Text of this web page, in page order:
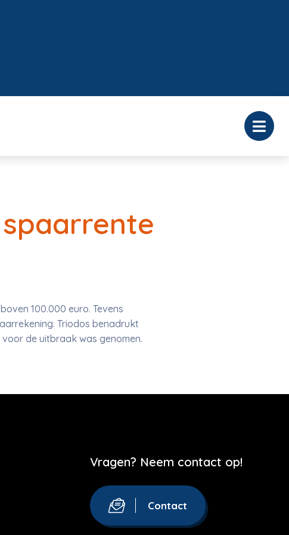
100.000 euro. Tevens
Triodos benadrukt
de uitbraak was genomen.
Vragen? Neem contact op!
Contact